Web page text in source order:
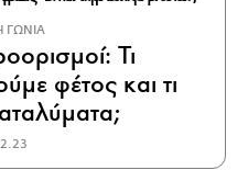
ΓΩΝΙΑ
Τι
φέτος και τι